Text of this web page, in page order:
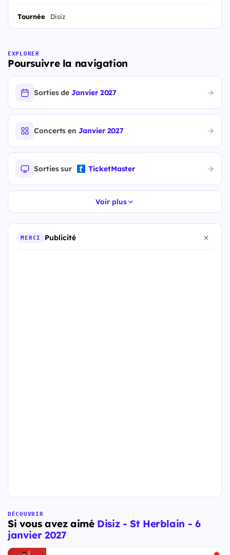
Tournée Disiz
EXPLORER
Poursuivre la navigation
Sorties deJanvier 2027
Concerts enJanvier 2027
Sorties sur TicketMaster
Voir plus
MERCI Publicité
DÉCOUVRIR
Si vous avez aimé Disiz - St Herblain - 6
janvier 2027